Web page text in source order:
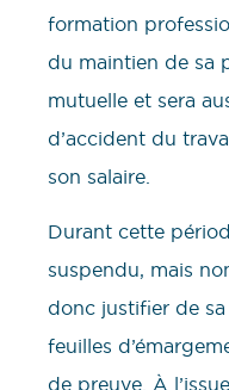
formation
du maintien de sa
mutuelle et sera
d’accident du
son salaire.
Durant cette
suspendu, mais
donc justifier de
feuilles
de preuve. À